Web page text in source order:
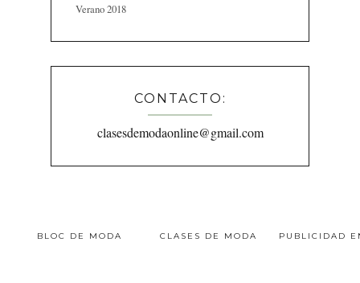
Verano 2018
CONTACTO:
clasesdemodaonline@gmail.com
BLOC DE MODA CLASES DE MODA PUBLICIDAD